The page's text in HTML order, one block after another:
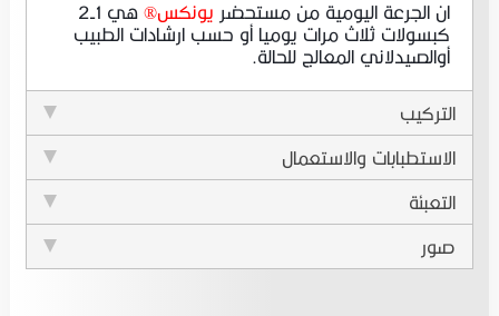
ان الجرعة اليومية من مستحضر يونكس®
هي 1-2
كبسولات ثلاث مرات يوميا أو حسب ارشادات الطبيب
أوالصيدلاني المعالج للحالة.
التركيب
الاستطبابات والاستعمال
التعبئة
صور